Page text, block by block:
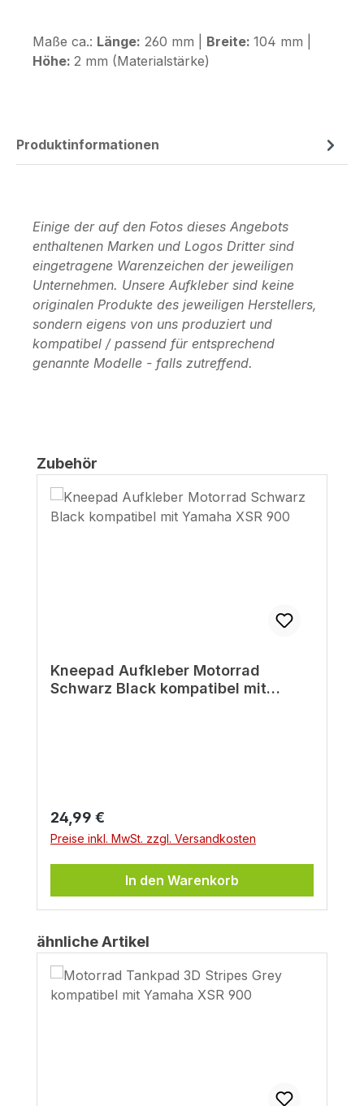
Maße ca.: Länge: 260 mm | Breite: 104 mm |
Höhe: 2 mm (Materialstärke)
Produktinformationen
Einige der auf den Fotos dieses Angebots
enthaltenen Marken und Logos Dritter sind
eingetragene Warenzeichen der jeweiligen
Unternehmen. Unsere Aufkleber sind keine
originalen Produkte des jeweiligen Herstellers,
sondern eigens von uns produziert und
kompatibel / passend für entsprechend
genannte Modelle - falls zutreffend.
Produktgalerie überspringen
Zubehör
Kneepad Aufkleber Motorrad
Schwarz Black kompatibel mit
Regulärer Preis:
24,99 €
Preise inkl. MwSt. zzgl. Versandkosten
In den Warenkorb
Produktgalerie überspringen
ähnliche Artikel